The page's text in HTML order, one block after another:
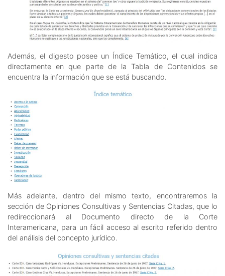
Además, el digesto posee un Índice Temático, el cual indica
directamente en que parte de la Tabla de Contenidos se
encuentra la información que se está buscando.
Más adelante, dentro del mismo texto, encontraremos la
sección de Opiniones Consultivas y Sentencias Citadas, que lo
redireccionará al Documento directo de la Corte
Interamericana, para un fácil acceso al escrito referido dentro
del análisis del concepto jurídico.